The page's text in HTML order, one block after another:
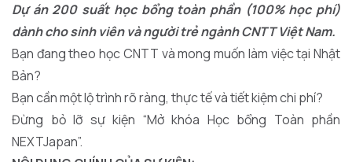
Dự án 200 suất học bổng toàn phần (100% học phí)
dành cho sinh viên và người trẻ ngành CNTT Việt Nam.
Bạn đang theo học CNTT và mong muốn làm việc tại Nhật
Bản?
Bạn cần một lộ trình rõ ràng, thực tế và tiết kiệm chi phí?
Đừng bỏ lỡ sự kiện “Mở khóa Học bổng Toàn phần
NEXTJapan”.